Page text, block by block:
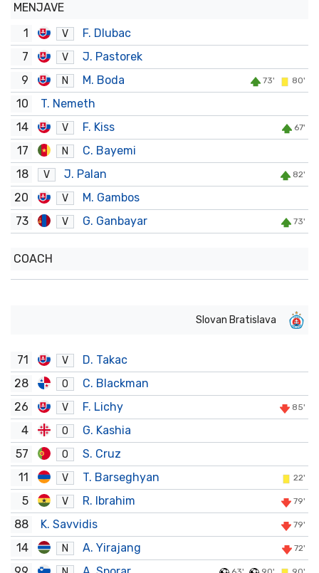
MENJAVE
1
V
F. Dlubac
7
V
J. Pastorek
9
N M. Boda 73' 80'
10
T. Nemeth
14
V F. Kiss 67'
17 N
C. Bayemi
18
V J. Palan 82'
20 V
M. Gambos
73
V G. Ganbayar 73'
COACH
Slovan Bratislava
71 V
D. Takac
28
O
C. Blackman
26
V F. Lichy 85'
4 O
G. Kashia
57
O
S. Cruz
11
V T. Barseghyan 22'
5 V R. Ibrahim 79'
88 K. Savvidis 79'
14 N A. Yirajang 72'